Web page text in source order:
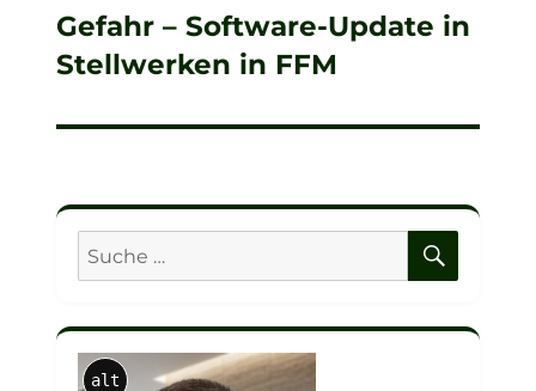
Nächster
Beitrag:
Gefahr – Software-Update in
Stellwerken in FFM
Suche
nach:
alt